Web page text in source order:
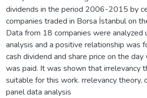
dividends in the period 2006-2015 by
companies traded in Borsa İstanbul on
Data from 18 companies were analyzed
analysis and a positive relationship was
cash dividend and share price on the
was paid. It was shown that irrelevancy
suitable for this work. rrelevancy theory,
panel data analysis